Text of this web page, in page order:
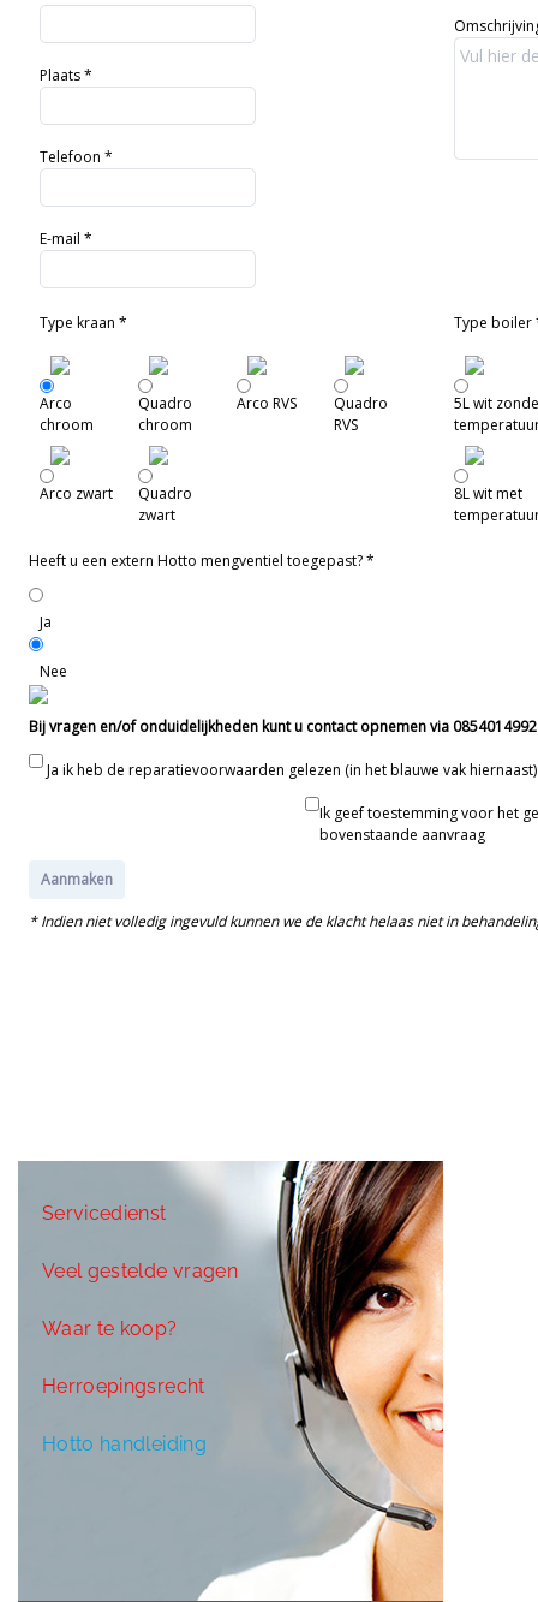
Servicedienst
Veel gestelde vragen
Waar te koop?
Herroepingsrecht
Hotto handleiding